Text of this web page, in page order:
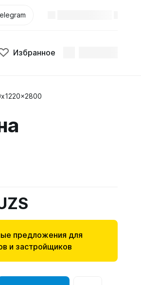
Избранное
предложения для
и застройщиков